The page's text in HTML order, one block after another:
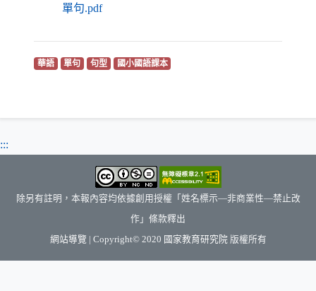
單句.pdf（另開新視窗）
華語（另開新視窗）
單句（另開新視窗）
句型（另開新視窗）
國小國語課本（另開新視窗）
:::
除另有註明，本報內容均依據創用授權「姓名標示—非商業性—禁止改
作」條款釋出
網站導覽 | Copyright© 2020 國家教育研究院（另開新視窗）
版權所有